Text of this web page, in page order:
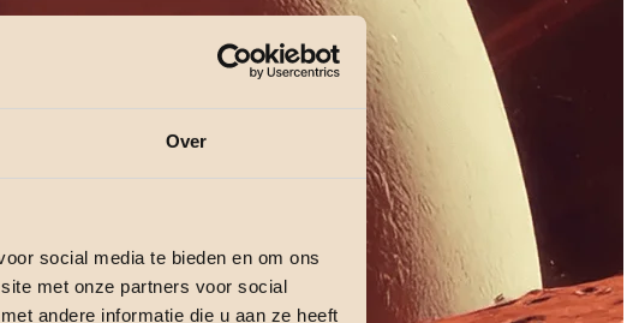
Over
social media te bieden en om ons
met onze partners voor social
andere informatie die u aan ze heeft